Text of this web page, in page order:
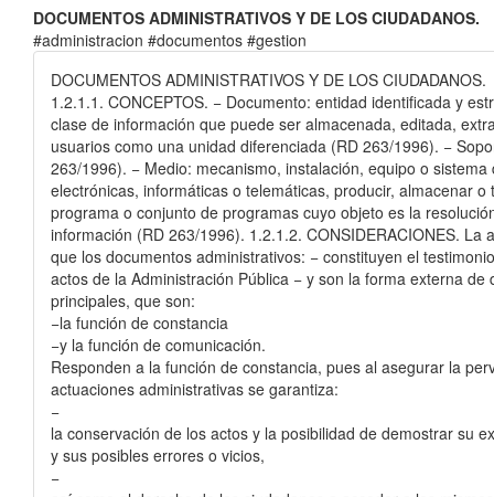
DOCUMENTOS ADMINISTRATIVOS Y DE LOS CIUDADANOS.
#administracion #documentos #gestion
DOCUMENTOS ADMINISTRATIVOS Y DE LOS CIUDADANOS.
1.2.1.1. CONCEPTOS. − Documento: entidad identificada y
clase de información que puede ser almacenada, editada,
usuarios como una unidad diferenciada (RD 263/1996). −
263/1996). − Medio: mecanismo, instalación, equipo o
electrónicas, informáticas o telemáticas, producir, almacenar
programa o conjunto de programas cuyo objeto es la
información (RD 263/1996). 1.2.1.2. CONSIDERACIONES.
que los documentos administrativos: − constituyen el
actos de la Administración Pública − y son la forma externa
principales, que son:
−la función de constancia
−y la función de comunicación.
Responden a la función de constancia, pues al asegurar la
actuaciones administrativas se garantiza:
−
la conservación de los actos y la posibilidad de demostrar su
y sus posibles errores o vicios,
−